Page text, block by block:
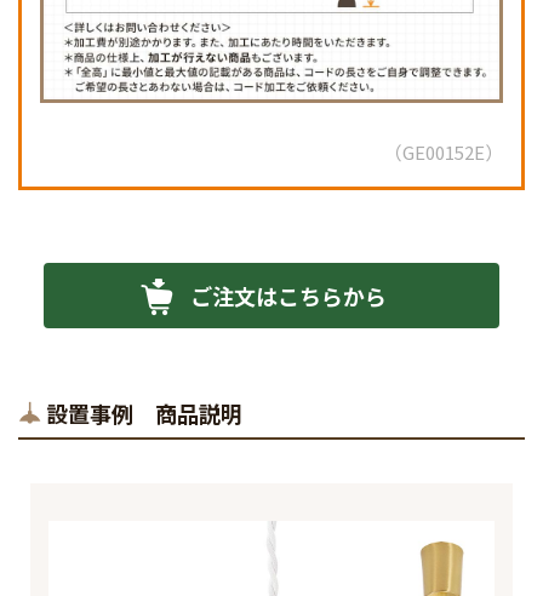
GE00152E
ご注文はこちらから
設置事例 商品説明